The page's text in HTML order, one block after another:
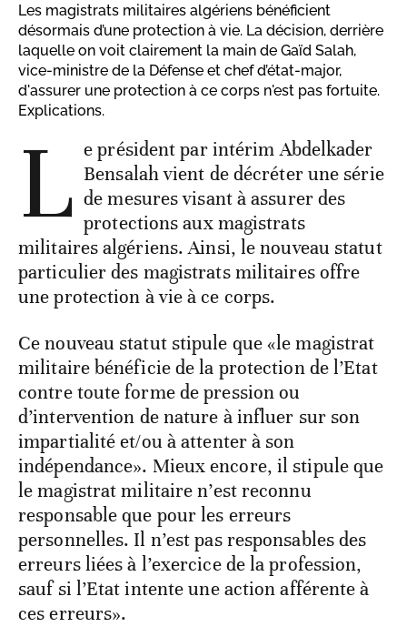
Les magistrats militaires algériens bénéficient
désormais d’une protection à vie. La décision, derrière
laquelle on voit clairement la main de Gaïd Salah,
vice-ministre de la Défense et chef d’état-major,
d'assurer une protection à ce corps n'est pas fortuite.
Explications.
L e président par intérim Abdelkader
Bensalah vient de décréter une série
de mesures visant à assurer des
protections aux magistrats
militaires algériens. Ainsi, le nouveau statut
particulier des magistrats militaires offre
une protection à vie à ce corps.
Ce nouveau statut stipule que «le magistrat
militaire bénéficie de la protection de l’Etat
contre toute forme de pression ou
d’intervention de nature à influer sur son
impartialité et/ou à attenter à son
indépendance». Mieux encore, il stipule que
le magistrat militaire n’est reconnu
responsable que pour les erreurs
personnelles. Il n’est pas responsables des
erreurs liées à l’exercice de la profession,
sauf si l’Etat intente une action afférente à
ces erreurs».